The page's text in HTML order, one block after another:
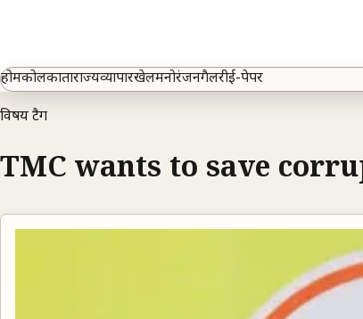
होमकोलकाताराज्यव्यापारखेलमनोरंजनगैलरीई-पेपर
विषय टैग
TMC wants to save